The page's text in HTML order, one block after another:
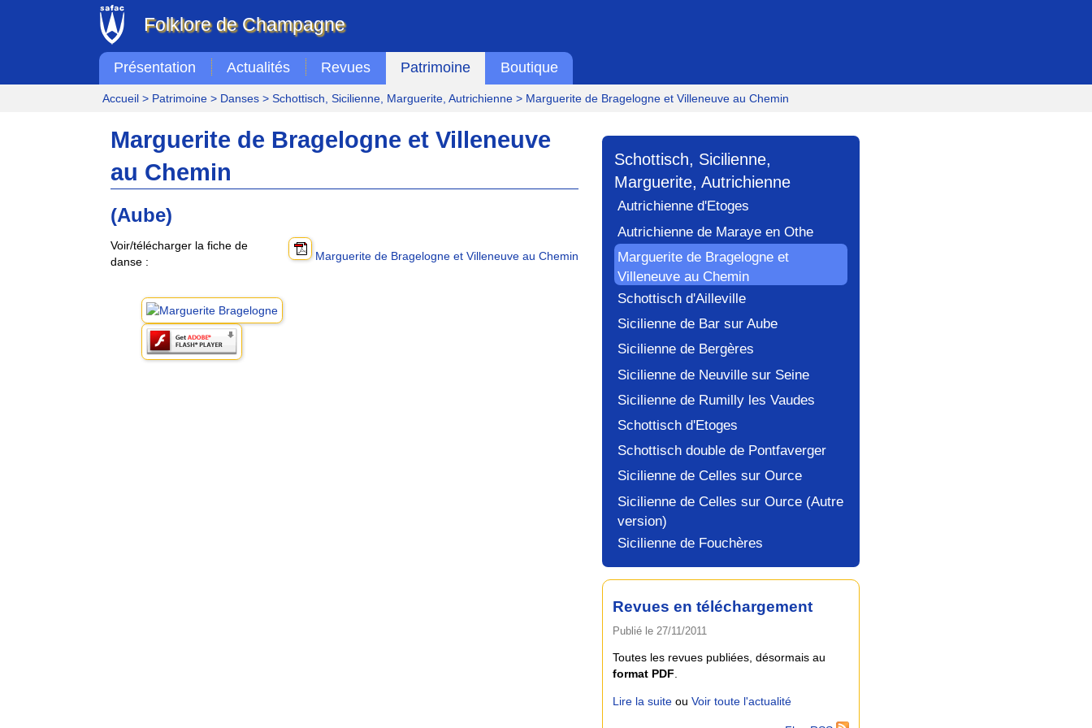
Folklore de Champagne
Présentation Actualités Revues Patrimoine Boutique
Accueil> Patrimoine> Danses> Schottisch, Sicilienne, Marguerite, Autrichienne> Marguerite de Bragelogne et Villeneuve au Chemin
Marguerite de Bragelogne et Villeneuve
au Chemin
(Aube)
Marguerite de Bragelogne et Villeneuve au Chemin
Voir/télécharger la fiche de
danse :
Schottisch, Sicilienne,
Marguerite, Autrichienne
Autrichienne d'Etoges
Autrichienne de Maraye en Othe
Marguerite de Bragelogne et
Villeneuve au Chemin
Schottisch d'Ailleville
Sicilienne de Bar sur Aube
Sicilienne de Bergères
Sicilienne de Neuville sur Seine
Sicilienne de Rumilly les Vaudes
Schottisch d'Etoges
Schottisch double de Pontfaverger
Sicilienne de Celles sur Ource
Sicilienne de Celles sur Ource (Autre
version)
Sicilienne de Fouchères
Revues en téléchargement
Publié le 27/11/2011
Toutes les revues publiées, désormais au
format PDF
Lire la suiteou Voir toute l'actualité